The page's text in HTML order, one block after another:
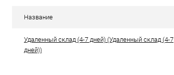
Название
Удаленный склад (4-7 дней) (Удаленный склад (4-7
дней))